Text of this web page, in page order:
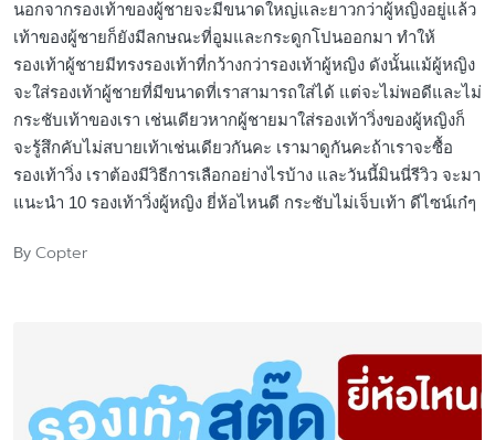
นอกจากรองเท้าของผู้ชายจะมีขนาดใหญ่และยาวกว่าผู้หญิงอยู่แล้ว
เท้าของผู้ชายก็ยังมีลกษณะที่อูมและกระดูกโปนออกมา ทำให้
รองเท้าผู้ชายมีทรงรองเท้าที่กว้างกว่ารองเท้าผู้หญิง ดังนั้นแม้ผู้หญิง
จะใส่รองเท้าผู้ชายที่มีขนาดที่เราสามารถใส่ได้ แต่จะไม่พอดีและไม่
กระชับเท้าของเรา เช่นเดียวหากผู้ชายมาใส่รองเท้าวิ่งของผู้หญิงก็
จะรู้สึกคับไม่สบายเท้าเช่นเดียวกันคะ เรามาดูกันคะถ้าเราจะซื้อ
รองเท้าวิ่ง เราต้องมีวิธีการเลือกอย่างไรบ้าง และวันนี้มินนี่รีวิว จะมา
แนะนำ 10 รองเท้าวิ่งผู้หญิง ยี่ห้อไหนดี กระชับไม่เจ็บเท้า ดีไซน์เก๋ๆ
Posted
By Copter